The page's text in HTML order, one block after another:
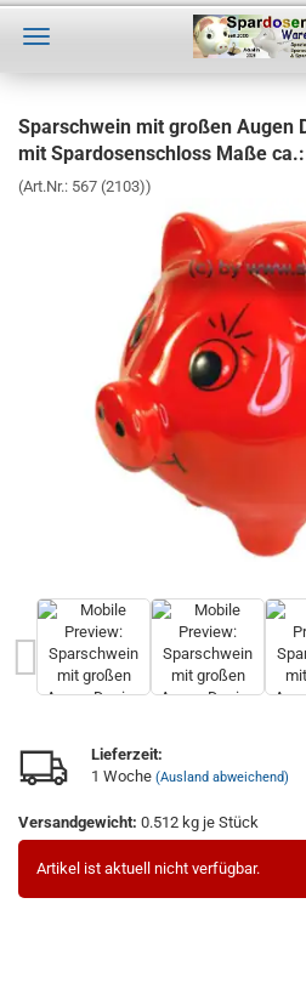
Hauptinhalt
Sparschwein mit großen Augen
mit Spardosenschloss Maße
(Art.Nr.: 567 (2103))
Lieferzeit:
1 Woche (Ausland abweichend)
Versandgewicht: 0.512 kg je Stück
Artikel ist aktuell nicht verfügbar.